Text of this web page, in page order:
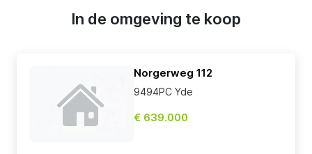
In de omgeving te koop
Norgerweg 112
9494PC Yde
€ 639.000